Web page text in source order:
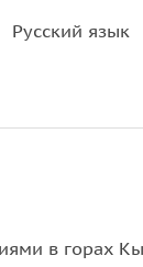
Русский язык
в горах